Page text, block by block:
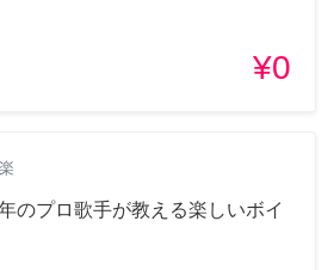
¥0
のプロ歌手が教える楽しいボイ